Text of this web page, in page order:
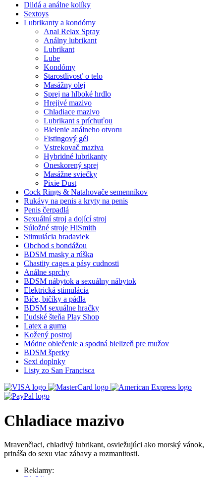
Dildá a análne kolíky
Sextoys
Lubrikanty a kondómy
Anal Relax Spray
Análny lubrikant
Lubrikant
Lube
Kondómy
Starostlivosť o telo
Masážny olej
Sprej na hlboké hrdlo
Hrejivé mazivo
Chladiace mazivo
Lubrikant s príchuťou
Bielenie análneho otvoru
Fistingový gél
Vstrekovač maziva
Hybridné lubrikanty
Oneskorený sprej
Masážne sviečky
Pixie Dust
Cock Rings & Natahovače semenníkov
Rukávy na penis a kryty na penis
Penis čerpadlá
Sexuální stroj a dojící stroj
Súložné stroje HiSmith
Stimulácia bradaviek
Obchod s bondážou
BDSM masky a rúška
Chastity cages a pásy cudnosti
Análne sprchy
BDSM nábytok a sexuálny nábytok
Elektrická stimulácia
Biče, bičíky a pádla
BDSM sexuálne hračky
Ľudské šteňa Play Shop
Latex a guma
Kožený postroj
Módne oblečenie a spodná bielizeň pre mužov
BDSM šperky
Sexi doplnky
Listy zo San Francisca
Chladiace mazivo
Mravenčiaci, chladivý lubrikant, osviežujúci ako morský vánok,
prináša do sexu viac zábavy a rozmanitosti.
Reklamy: